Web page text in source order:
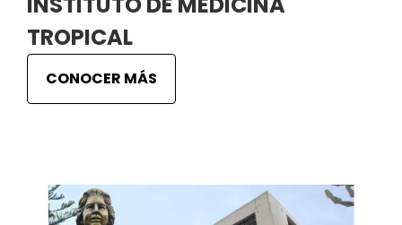
TROPICAL
CONOCER MÁS